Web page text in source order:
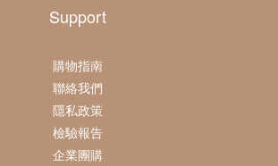
Support
購物指南
聯絡我們
隱私政策
檢驗報告
企業團購